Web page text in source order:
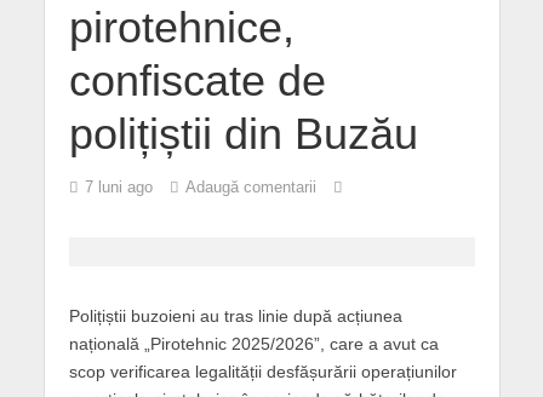
pirotehnice,
confiscate de
polițiștii din Buzău
7 luni ago Adaugă comentarii
Polițiștii buzoieni au tras linie după acțiunea
națională „Pirotehnic 2025/2026”, care a avut ca
scop verificarea legalității desfășurării operațiunilor